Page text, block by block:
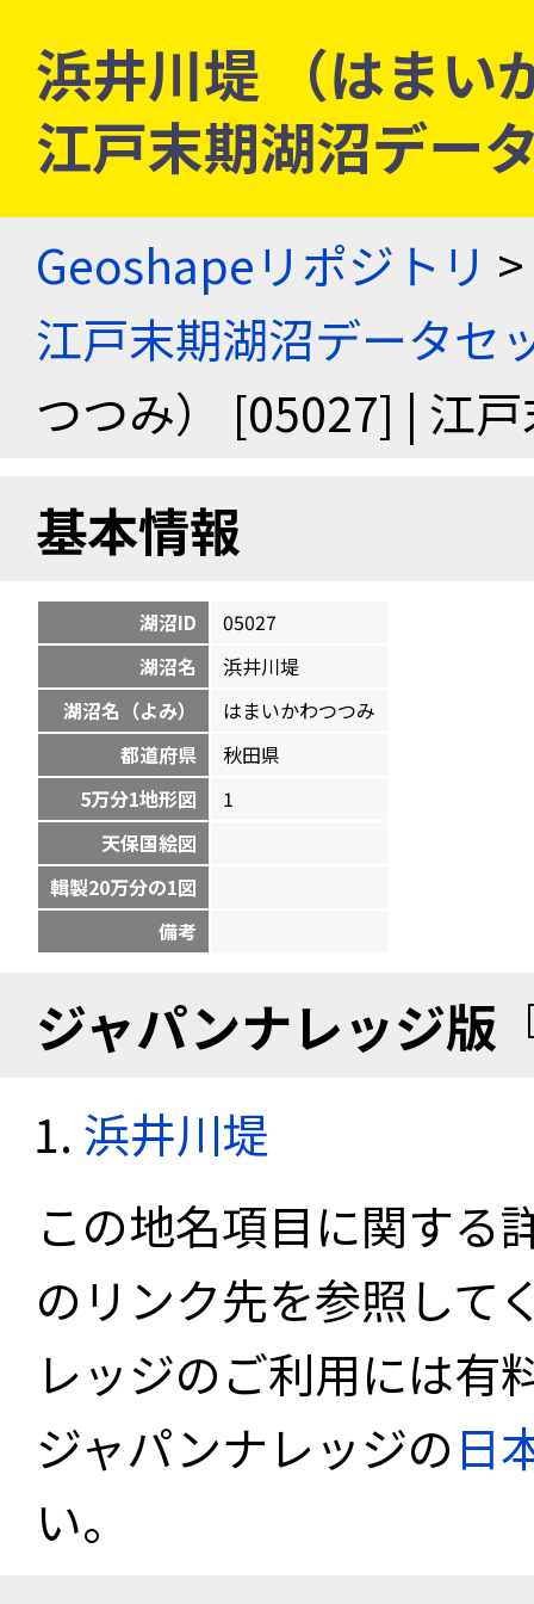
浜井川堤 （はま
江戸末期湖沼デー
Geoshapeリポジトリ >
江戸末期湖沼データセ
つつみ） [05027] | 江
基本情報
湖沼ID
05027
湖沼名
浜井川堤
湖沼名（よみ）
はまいかわつつみ
都道府県
秋田県
5万分1地形図
1
天保国絵図
輯製20万分の1図
備考
ジャパンナレッジ版
浜井川堤
この地名項目に関する
のリンク先を参照して
レッジのご利用には有
ジャパンナレッジの日
い。